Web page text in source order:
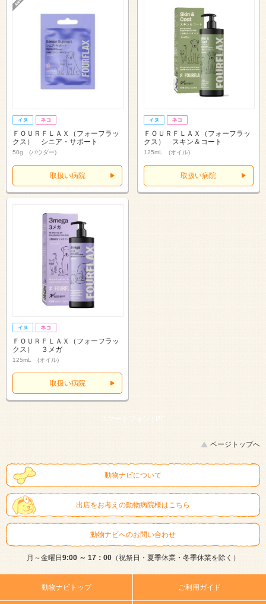
ＦＯＵＲＦＬＡＸ（フォーフラッ
クス） シニア・サポート
50g (パウダー)
取扱い病院
ＦＯＵＲＦＬＡＸ（フォーフラッ
クス） スキン＆コート
125mL (オイル)
取扱い病院
ＦＯＵＲＦＬＡＸ（フォーフラッ
クス） ３メガ
125mL (オイル)
取扱い病院
スマートフォン | PC
ページトップへ
動物ナビについて
出店をお考えの動物病院様はこちら
動物ナビへのお問い合わせ
月～金曜日9:00 ～ 17：00（祝祭日・夏季休業・冬季休業を除く）
動物ナビトップ ご利用ガイド